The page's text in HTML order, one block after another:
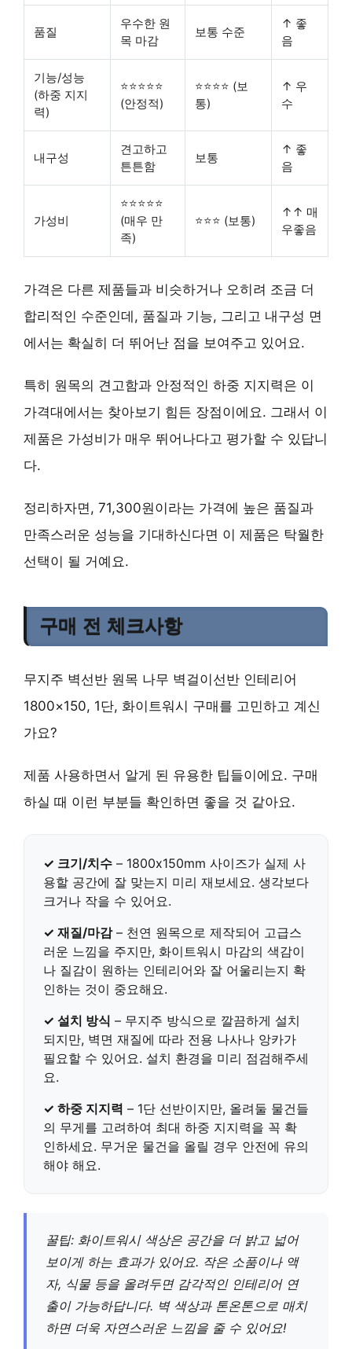
품질
우수한 원
목 마감
보통 수준
↑ 좋
음
기능/성능
(하중 지지
력)
⭐⭐⭐⭐⭐
(안정적)
⭐⭐⭐⭐ (보
통)
↑ 우
수
내구성
견고하고
튼튼함
보통
↑ 좋
음
가성비
⭐⭐⭐⭐⭐
(매우 만
족)
⭐⭐⭐ (보통)
↑↑ 매
우좋음
가격은 다른 제품들과 비슷하거나 오히려 조금 더
합리적인 수준인데, 품질과 기능, 그리고 내구성 면
에서는 확실히 더 뛰어난 점을 보여주고 있어요.
특히 원목의 견고함과 안정적인 하중 지지력은 이
가격대에서는 찾아보기 힘든 장점이에요. 그래서 이
제품은 가성비가 매우 뛰어나다고 평가할 수 있답니
다.
정리하자면, 71,300원이라는 가격에 높은 품질과
만족스러운 성능을 기대하신다면 이 제품은 탁월한
선택이 될 거예요.
구매 전 체크사항
무지주 벽선반 원목 나무 벽걸이선반 인테리어
1800×150, 1단, 화이트워시 구매를 고민하고 계신
가요?
제품 사용하면서 알게 된 유용한 팁들이에요. 구매
하실 때 이런 부분들 확인하면 좋을 것 같아요.
✓ 크기/치수 – 1800x150mm 사이즈가 실제 사
용할 공간에 잘 맞는지 미리 재보세요. 생각보다
크거나 작을 수 있어요.
✓ 재질/마감– 천연 원목으로 제작되어 고급스
러운 느낌을 주지만, 화이트워시 마감의 색감이
나 질감이 원하는 인테리어와 잘 어울리는지 확
인하는 것이 중요해요.
✓ 설치 방식 – 무지주 방식으로 깔끔하게 설치
되지만, 벽면 재질에 따라 전용 나사나 앙카가
필요할 수 있어요. 설치 환경을 미리 점검해주세
요.
✓ 하중 지지력 – 1단 선반이지만, 올려둘 물건들
의 무게를 고려하여 최대 하중 지지력을 꼭 확
인하세요. 무거운 물건을 올릴 경우 안전에 유의
해야 해요.
꿀팁: 화이트워시 색상은 공간을 더 밝고 넓어
보이게 하는 효과가 있어요. 작은 소품이나 액
자, 식물 등을 올려두면 감각적인 인테리어 연
출이 가능하답니다. 벽 색상과 톤온톤으로 매치
하면 더욱 자연스러운 느낌을 줄 수 있어요!